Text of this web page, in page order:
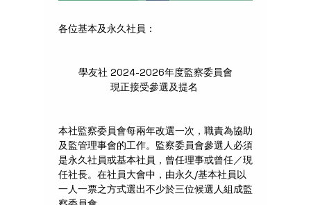
各位基本及永久社員：
學友社 2024-2026年度監察委員會
現正接受參選及提名
本社監察委員會每兩年改選一次，職責為協助
及監管理事會的工作。監察委員會參選人必須
是永久社員或基本社員，曾任理事或曾任／現
任社長。在社員大會中，由永久/基本社員以
一人一票之方式選出不少於三位候選人組成監